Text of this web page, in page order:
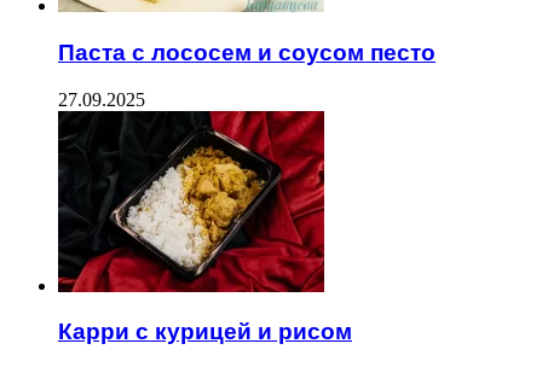
Паста с лососем и соусом песто
27.09.2025
Карри с курицей и рисом